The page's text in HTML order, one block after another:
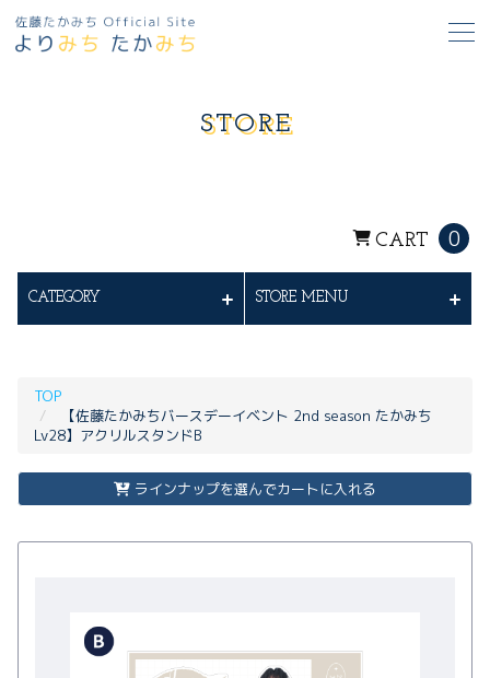
STORE
CART 0
CATEGORY STORE MENU
TOP
【佐藤たかみちバースデーイベント 2nd season たかみち
Lv28】アクリルスタンドB
ラインナップを選んでカートに入れる